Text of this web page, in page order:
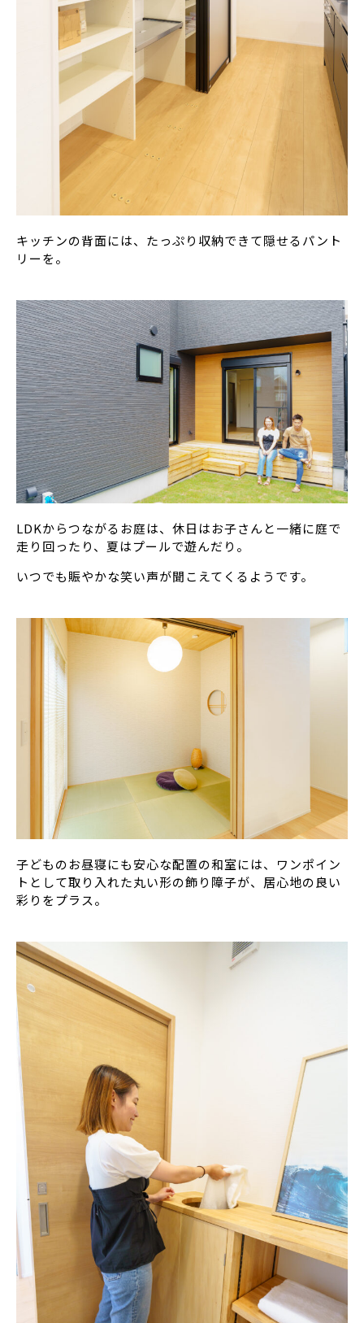
キッチンの背面には、たっぷり収納できて隠せるパント
リーを。
LDKからつながるお庭は、休日はお子さんと一緒に庭で
走り回ったり、夏はプールで遊んだり。
いつでも賑やかな笑い声が聞こえてくるようです。
子どものお昼寝にも安心な配置の和室には、ワンポイン
トとして取り入れた丸い形の飾り障子が、居心地の良い
彩りをプラス。